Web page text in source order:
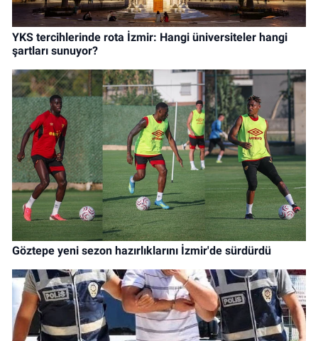
YKS tercihlerinde rota İzmir: Hangi üniversiteler hangi
şartları sunuyor?
Göztepe yeni sezon hazırlıklarını İzmir'de sürdürdü